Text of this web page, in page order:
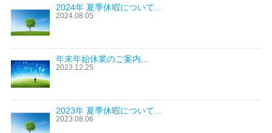
2024年 夏季休暇について...
2024.08.05
年末年始休業のご案内...
2023.12.25
2023年 夏季休暇について...
2023.08.06